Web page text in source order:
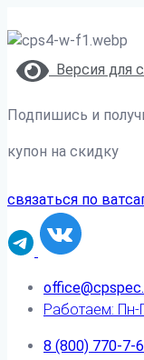
Версия для
Подпишись и
купон на скидку
связаться по
Работаем: Пн-
8 (800) 770-7-